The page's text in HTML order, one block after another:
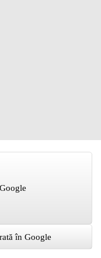
în Google